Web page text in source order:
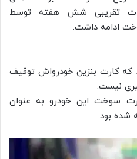
مدت تقریبی شش هفته توسط
ادامه داشت.
کارت بنزین خودرواش توقیف
نیست.
سوخت این خودرو به عنوان
شده بود.